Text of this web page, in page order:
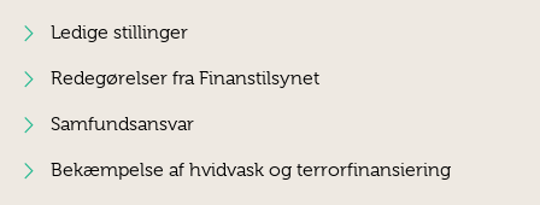
Ledige stillinger
Redegørelser fra Finanstilsynet
Samfundsansvar
Bekæmpelse af hvidvask og terrorfinansiering